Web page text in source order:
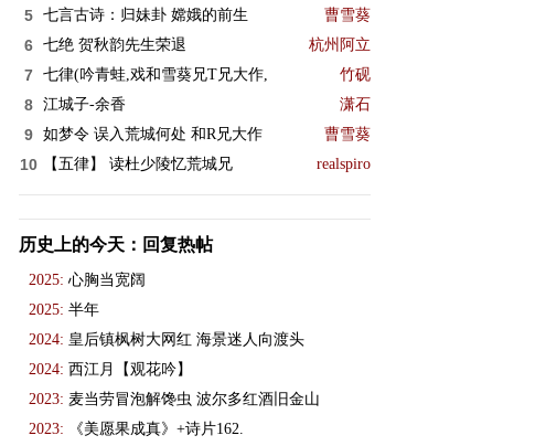
5 七言古诗：归妹卦 嫦娥的前生 曹雪葵
6 七绝 贺秋韵先生荣退 杭州阿立
7 七律(吟青蛙,戏和雪葵兄T兄大作, 竹砚
8 江城子-余香 潇石
9 如梦令 误入荒城何处 和R兄大作 曹雪葵
10 【五律】 读杜少陵忆荒城兄 realspiro
历史上的今天：回复热帖
2025: 心胸当宽阔
2025: 半年
2024: 皇后镇枫树大网红 海景迷人向渡头
2024: 西江月【观花吟】
2023: 麦当劳冒泡解馋虫 波尔多红酒旧金山
2023:
《美愿果成真》+诗片162.